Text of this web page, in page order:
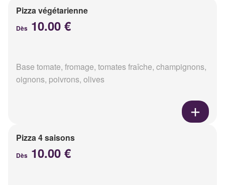
Pizza végétarienne
Dès 10.00 €
Base tomate, fromage, tomates fraîche, champignons,
oignons, poivrons, olives
Pizza 4 saisons
Dès 10.00 €